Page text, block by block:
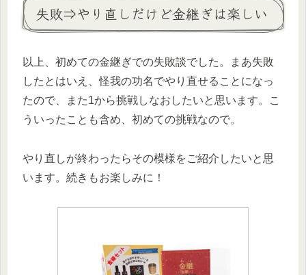
失敗⇒やり直しだけど金継ぎは楽しい
以上、初めての金継ぎでの失敗談でした。まあ失敗
したとはいえ、怪我の功名でやり直せることになっ
たので、また1から挑戦しなおしたいと思います。こ
ういったことも含め、初めての挑戦なので。
やり直しが終わったらその模様をご紹介したいと思
います。続きもお楽しみに！